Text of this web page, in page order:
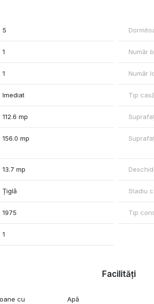
farmacii, restaurante, transport in
imediata apropiere, iar facilitatile
5
1 Număr
1 Număr
Imediat Tip
112.6 mp
156.0 mp
13.7 mp
Țiglă Stadiu
1975 Tip
1
Facilități
cu
Apă